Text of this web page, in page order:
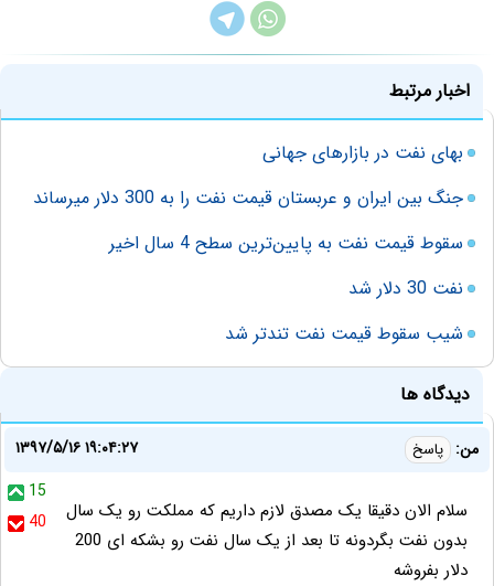
اخبار مرتبط
بهای نفت در بازارهای جهانی
جنگ بین ایران و عربستان قیمت نفت را به 300 دلار میرساند
سقوط قیمت نفت به پایین‌ترین سطح 4 سال اخیر
نفت 30 دلار شد
شیب سقوط قیمت نفت تندتر شد
دیدگاه ها
من: پاسخ
۱۳۹۷/۵/۱۶ ۱۹:۰۴:۲۷
15
40
سلام الان دقیقا یک مصدق لازم داریم که مملکت رو یک سال
بدون نفت بگردونه تا بعد از یک سال نفت رو بشکه ای 200
دلار بفروشه